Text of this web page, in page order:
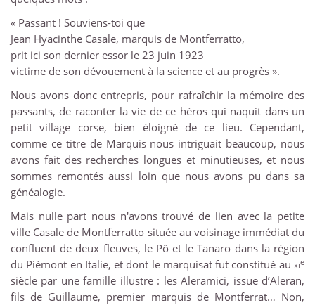
« Passant ! Souviens-toi que
Jean Hyacinthe Casale, marquis de Montferratto,
prit ici son dernier essor le 23 juin 1923
victime de son dévouement à la science et au progrès ».
Nous avons donc entrepris, pour rafraîchir la mémoire des
passants, de raconter la vie de ce héros qui naquit dans un
petit village corse, bien éloigné de ce lieu. Cependant,
comme ce titre de Marquis nous intriguait beaucoup, nous
avons fait des recherches longues et minutieuses, et nous
sommes remontés aussi loin que nous avons pu dans sa
généalogie.
Mais nulle part nous n'avons trouvé de lien avec la petite
ville Casale de Montferratto située au voisinage immédiat du
confluent de deux fleuves, le Pô et le Tanaro dans la région
du Piémont en Italie, et dont le marquisat fut constitué au xie
siècle par une famille illustre : les Aleramici, issue d’Aleran,
fils de Guillaume, premier marquis de Montferrat… Non,